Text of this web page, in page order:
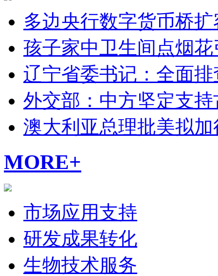
多边央行数字货币桥扩
孩子家中卫生间点烟花
辽宁省委书记：全面排
外交部：中方坚定支持
澳大利亚总理批美拟加
MORE+
市场应用支持
研发成果转化
生物技术服务